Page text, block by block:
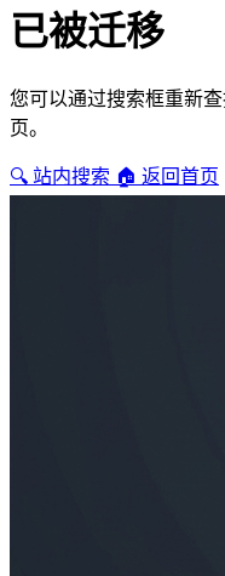
已被迁移
您可以通过搜索框重新
页。
🔍 站内搜索 🏠 返回首页